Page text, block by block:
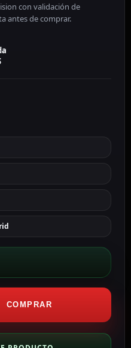
con validación de
antes de comprar.
COMPRAR